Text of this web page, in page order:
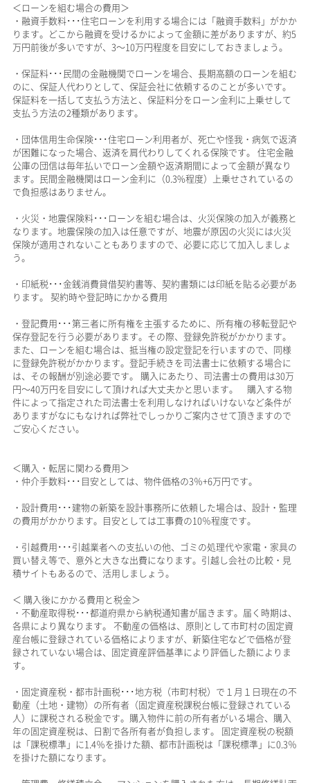
＜ローンを組む場合の費用＞
・融資手数料･･･住宅ローンを利用する場合には「融資手数料」がかか
ります。どこから融資を受けるかによって金額に差がありますが、約5
万円前後が多いですが、3～10万円程度を目安にしておきましょう。
・保証料･･･民間の金融機関でローンを場合、長期高額のローンを組む
のに、保証人代わりとして、保証会社に依頼するのことが多いです。
保証料を一括して支払う方法と、保証料分をローン金利に上乗せして
支払う方法の2種類があります。
・団体信用生命保険･･･住宅ローン利用者が、死亡や怪我・病気で返済
が困難になった場合、返済を肩代わりしてくれる保険です。 住宅金融
公庫の団信は毎年払いでローン金額や返済期間によって金額が異なり
ます。民間金融機関はローン金利に（0.3%程度）上乗せされているの
で負担感はありません。
・火災・地震保険料･･･ローンを組む場合は、火災保険の加入が義務と
なります。地震保険の加入は任意ですが、地震が原因の火災には火災
保険が適用されないこともありますので、必要に応じて加入しましょ
う。
・印紙税･･･金銭消費貸借契約書等、契約書類には印紙を貼る必要があ
ります。 契約時や登記時にかかる費用
・登記費用･･･第三者に所有権を主張するために、所有権の移転登記や
保存登記を行う必要があります。その際、登録免許税がかかります。
また、ローンを組む場合は、抵当権の設定登記を行いますので、同様
に登録免許税がかかります。登記手続きを司法書士に依頼する場合に
は、その報酬が別途必要です。 購入にあたり、司法書士の費用は30万
円～40万円を目安にして頂ければ大丈夫かと思います。 購入する物
件によって指定された司法書士を利用しなければいけないなど条件が
ありますがなにもなければ弊社でしっかりご案内させて頂きますので
ご安心ください。
＜購入・転居に関わる費用＞
・仲介手数料･･･目安としては、物件価格の3％+6万円です。
・設計費用･･･建物の新築を設計事務所に依頼した場合は、設計・監理
の費用がかかります。目安としては工事費の10％程度です。
・引越費用･･･引越業者への支払いの他、ゴミの処理代や家電・家具の
買い替え等で、意外と大きな出費になります。引越し会社の比較・見
積サイトもあるので、活用しましょう。
＜ 購入後にかかる費用と税金＞
・不動産取得税･･･都道府県から納税通知書が届きます。届く時期は、
各県により異なります。 不動産の価格は、原則として市町村の固定資
産台帳に登録されている価格によりますが、新築住宅などで価格が登
録されていない場合は、固定資産評価基準により評価した額によりま
す。
・固定資産税・都市計画税･･･地方税（市町村税）で１月１日現在の不
動産（土地・建物）の所有者（固定資産税課税台帳に登録されている
人）に課税される税金です。購入物件に前の所有者がいる場合、購入
年の固定資産税は、日割で各所有者が負担します。 固定資産税の税額
は「課税標準」に1.4％を掛けた額、都市計画税は「課税標準」に0.3％
を掛けた額になります。